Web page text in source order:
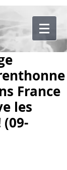
France
les
(09-